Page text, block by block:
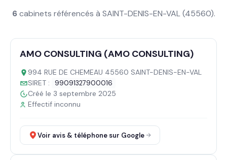
6cabinets référencés à SAINT-DENIS-EN-VAL (45560).
AMO CONSULTING (AMO CONSULTING)
994 RUE DE CHEMEAU 45560 SAINT-DENIS-EN-VAL
SIRET :
99091327900016
Créé le 3 septembre 2025
Effectif inconnu
Voir avis & téléphone sur Google